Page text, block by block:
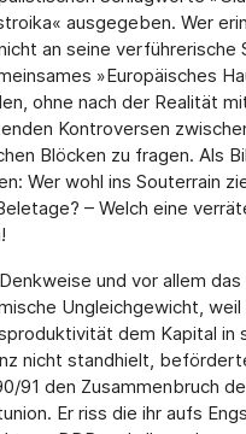
ausgegeben. Wer
an seine ver­führerische
»Europäisches
ohne nach der Realität
Kontroversen
Blö­cken zu fragen. Als
Wer wohl ins Souterrain
– Welch eine
und vor allem das
Ungleichgewicht, weil
dem Kapital in
nicht standhielt,
91 den Zusammenbruch
Er riss die ihr aufs